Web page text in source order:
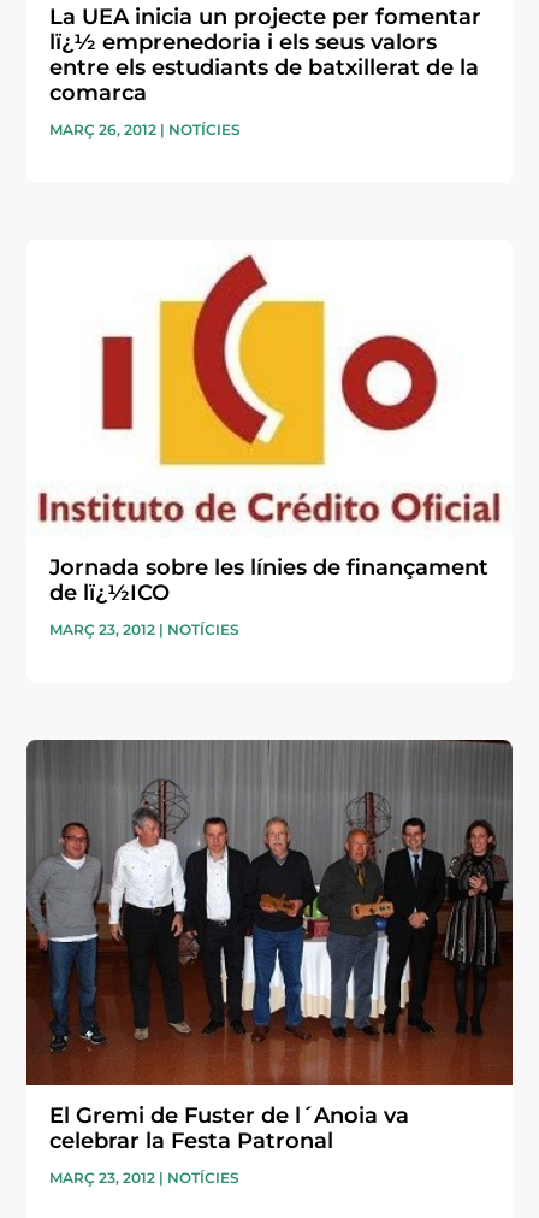
La UEA inicia un projecte per fomentar
lï¿½ emprenedoria i els seus valors
entre els estudiants de batxillerat de la
comarca
MARÇ 26, 2012 | NOTÍCIES
Jornada sobre les línies de finançament
de lï¿½ICO
MARÇ 23, 2012 | NOTÍCIES
El Gremi de Fuster de l´Anoia va
celebrar la Festa Patronal
MARÇ 23, 2012 | NOTÍCIES